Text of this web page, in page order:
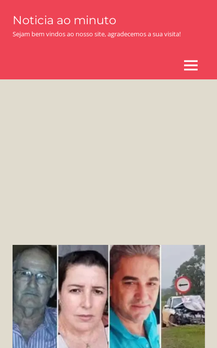
content
Noticia ao minuto
Sejam bem vindos ao nosso site, agradecemos a sua visita!
MENU